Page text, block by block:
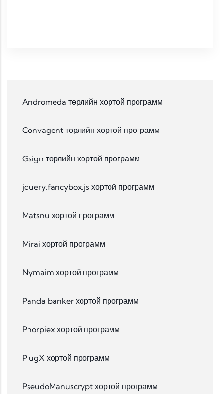
Andromeda төрлийн хортой программ
Convagent төрлийн хортой программ
Gsign төрлийн хортой программ
jquery.fancybox.js хортой программ
Matsnu хортой программ
Mirai хортой программ
Nymaim хортой программ
Panda banker хортой программ
Phorpiex хортой программ
PlugX хортой программ
PseudoManuscrypt хортой программ